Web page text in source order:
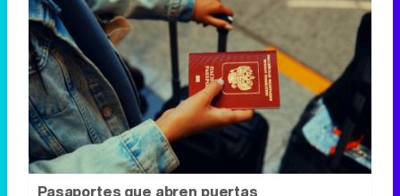
Pasaportes que abren puertas